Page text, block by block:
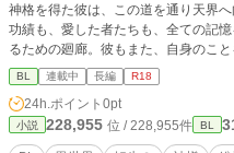
神格を得た彼は、この道を通り天界
功績も、愛した者たちも、全ての記
るための廻廊。彼もまた、自身のこ
回廊を進んだ。彼は神になる。全知
在に。それはとてもす――「せんせい
えないはずの廻廊に、異物の声が。
ガの手を捕らえその体を掻き抱く。
った腕の力はとても強く、まさしく
BL 連載中 長編 R18
24h.ポイント 0pt
小説 228,955 位 / 228,955件 BL